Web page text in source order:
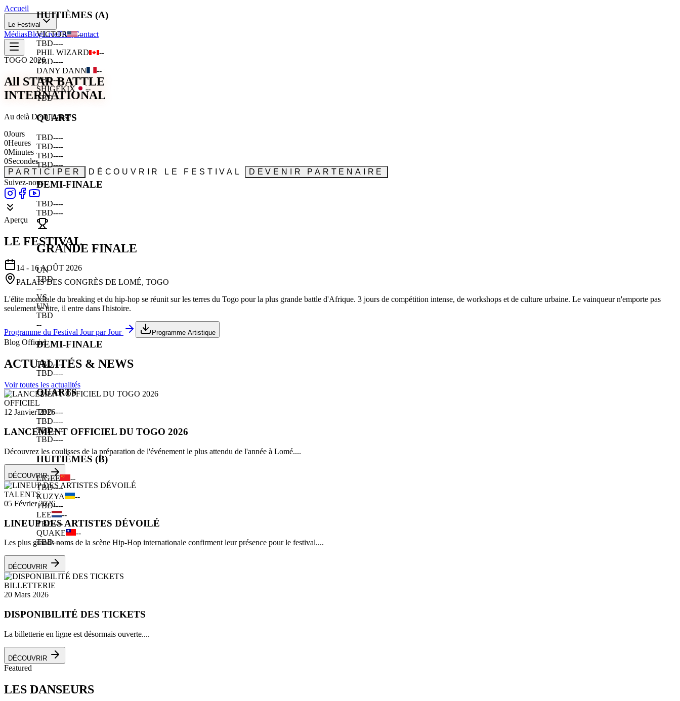
Accueil
Le Festival
MédiasBlogLiveFAQContact
TOGO 2026
All STAR BATTLE
INTERNATIONAL
Au delà De la Danse
0Jours
0Heures
0Minutes
0Secondes
PARTICIPER
DÉCOUVRIR LE FESTIVAL
DEVENIR PARTENAIRE
Suivez-nous :
Aperçu
LE FESTIVAL
14 - 16 AOÛT 2026
PALAIS DES CONGRÈS DE LOMÉ, TOGO
L'élite mondiale du breaking et du hip-hop se réunit sur les terres du Togo pour la plus grande battle d'Afrique. 3 jours de compétition intense, de workshops et de culture urbaine. Le vainqueur n'emporte pas
seulement le titre, il entre dans l'histoire.
Programme du Festival Jour par Jour Programme Artistique
Blog Officiel
ACTUALITÉS & NEWS
Voir toutes les actualités
OFFICIEL
12 Janvier 2026
LANCEMENT OFFICIEL DU TOGO 2026
Découvrez les coulisses de la préparation de l'événement le plus attendu de l'année à Lomé....
DÉCOUVRIR
TALENTS
05 Février 2026
LINEUP DES ARTISTES DÉVOILÉ
Les plus grands noms de la scène Hip-Hop internationale confirment leur présence pour le festival....
DÉCOUVRIR
BILLETTERIE
20 Mars 2026
DISPONIBILITÉ DES TICKETS
La billetterie en ligne est désormais ouverte....
DÉCOUVRIR
Featured
LES DANSEURS
HUITIÈMES (A)
VICTOR
--
TBD----
PHIL WIZARD
--
TBD----
DANY DANN
--
TBD----
SHIGEKIX
--
TBD----
QUARTS
TBD----
TBD----
TBD----
TBD----
DEMI-FINALE
TBD----
TBD----
GRANDE FINALE
UN
TBD
--
VS
UN
TBD
--
DEMI-FINALE
TBD----
TBD----
QUARTS
TBD----
TBD----
TBD----
TBD----
HUITIÈMES (B)
LIGEE
--
TBD----
KUZYA
--
TBD----
LEE
--
TBD----
QUAKE
--
TBD----